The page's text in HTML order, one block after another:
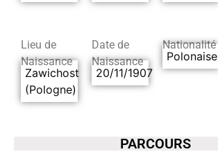
Lieu de
Naissance
Zawichost
(Pologne)
Date de
Naissance
20/11/1907
Nationalité
Polonaise
PARCOURS